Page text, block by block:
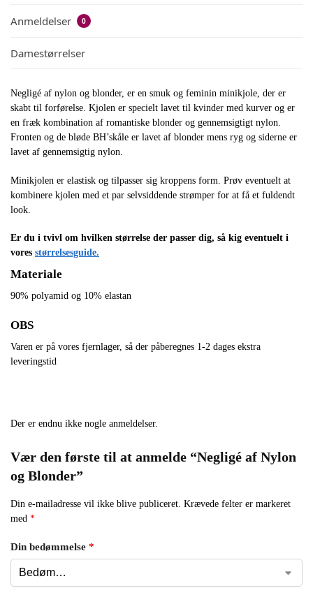
Anmeldelser 0
Damestørrelser
Negligé af nylon og blonder, er en smuk og feminin minikjole, der er
skabt til forførelse. Kjolen er specielt lavet til kvinder med kurver og er
en fræk kombination af romantiske blonder og gennemsigtigt nylon.
Fronten og de bløde BH’skåle er lavet af blonder mens ryg og siderne er
lavet af gennemsigtig nylon.
Minikjolen er elastisk og tilpasser sig kroppens form. Prøv eventuelt at
kombinere kjolen med et par selvsiddende strømper for at få et fuldendt
look.
Er du i tvivl om hvilken størrelse der passer dig, så kig eventuelt i
vores størrelsesguide.
Materiale
90% polyamid og 10% elastan
OBS
Varen er på vores fjernlager, så der påberegnes 1-2 dages ekstra
leveringstid
Der er endnu ikke nogle anmeldelser.
Vær den første til at anmelde “Negligé af Nylon
og Blonder”
Din e-mailadresse vil ikke blive publiceret. Krævede felter er markeret
med *
Din bedømmelse *